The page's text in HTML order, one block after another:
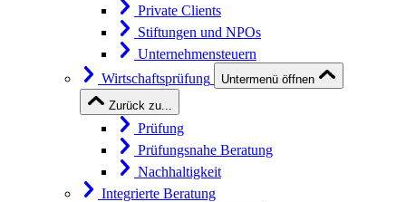
Private Clients
Stiftungen und NPOs
Unternehmensteuern
Wirtschaftsprüfung
Untermenü öffnen
Zurück zu...
Prüfung
Prüfungsnahe Beratung
Nachhaltigkeit
Integrierte Beratung